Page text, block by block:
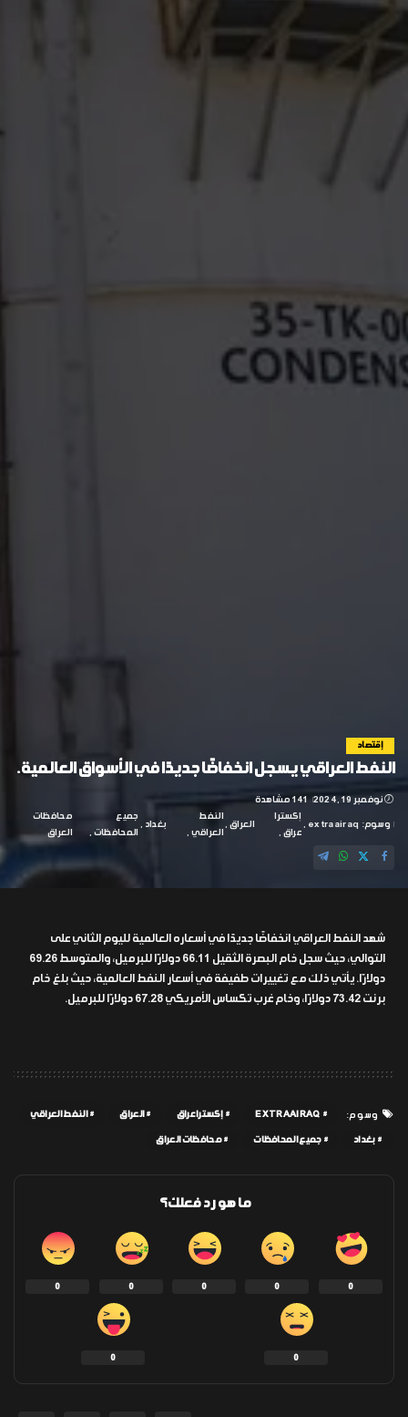
إقتصاد
النفط العراقي يسجل انخفاضًا جديدًا في الأسواق العالمية.
نوفمبر 19, 2024 141 مشاهدة
وسوم: extraairaq
إكسترا
عراق
العراق
النفط
العراقي
بغداد
جميع
المحافظات
محافظات
العراق
شهد النفط العراقي انخفاضًا جديدًا في أسعاره العالمية لليوم الثاني على
التوالي، حيث سجل خام البصرة الثقيل 66.11 دولارًا للبرميل، والمتوسط 69.26
دولارًا. يأتي ذلك مع تغييرات طفيفة في أسعار النفط العالمية، حيث بلغ خام
برنت 73.42 دولارًا، وخام غرب تكساس الأمريكي 67.28 دولارًا للبرميل.
وسوم: EXTRAAIRAQ إكسترا عراق العراق النفط العراقي
بغداد جميع المحافظات محافظات العراق
ما هو رد فعلك؟
0
0
0
0
0
0
0